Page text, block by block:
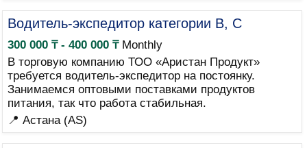
Водитель-экспедитор категории B, C
300 000 ₸ - 400 000 ₸Monthly
В торговую компанию ТОО «Аристан Продукт»
требуется водитель-экспедитор на постоянку.
Занимаемся оптовыми поставками продуктов
питания, так что работа стабильная.
📍 Астана (AS)